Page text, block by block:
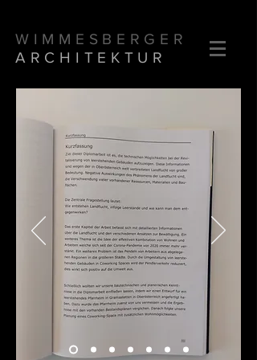
WIMMESBERGER
ARCHITEKTUR